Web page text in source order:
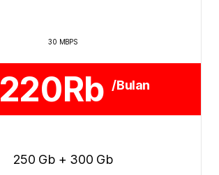
30 MBPS
220Rb /Bulan
250 Gb + 300 Gb